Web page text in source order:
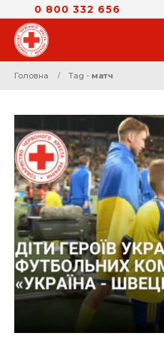
0 800 332 656
Головна Tag - матч